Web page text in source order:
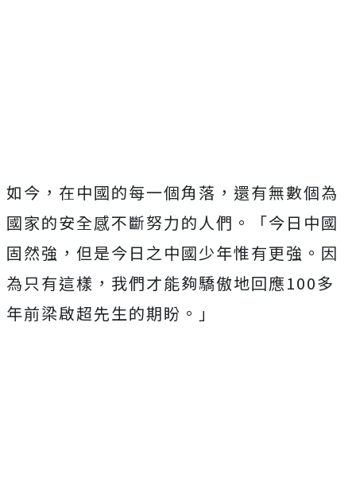
如今，在中國的每一個角落，還有無數個為
國家的安全感不斷努力的人們。「今日中國
固然強，但是今日之中國少年惟有更強。因
為只有這樣，我們才能夠驕傲地回應100多
年前梁啟超先生的期盼。」